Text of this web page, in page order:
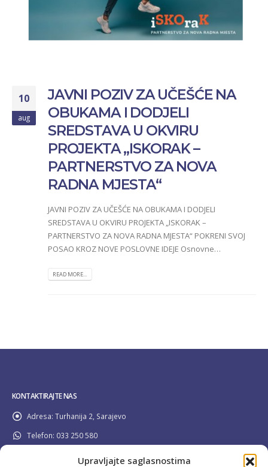
Upravljajte saglasnostima
10
aug
JAVNI POZIV ZA UČEŠĆE NA
OBUKAMA I DODJELI
SREDSTAVA U OKVIRU
PROJEKTA „ISKORAK –
PARTNERSTVO ZA NOVA
RADNA MJESTA“
JAVNI POZIV ZA UČEŠĆE NA OBUKAMA I DODJELI
SREDSTAVA U OKVIRU PROJEKTA „ISKORAK –
PARTNERSTVO ZA NOVA RADNA MJESTA“ POKRENI SVOJ
POSAO KROZ NOVE POSLOVNE IDEJE Osnovne…
READ MORE...
KONTAKTIRAJTE NAS
Adresa: Turhanija 2, Sarajevo
Telefon: 033 250 580